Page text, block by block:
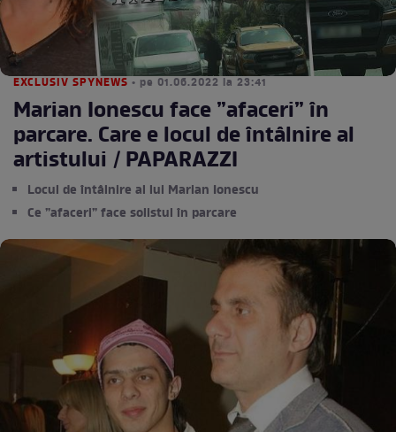
EXCLUSIV SPYNEWS • pe 01.06.2022 la 23:41
Marian Ionescu face ”afaceri” în
parcare. Care e locul de întâlnire al
artistului / PAPARAZZI
Locul de întâlnire al lui Marian Ionescu
Ce ”afaceri” face solistul în parcare